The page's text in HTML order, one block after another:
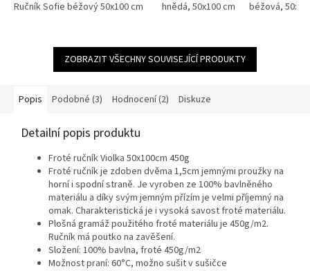
hebký, odolný a vhodný pro
Ručník Sofie béžový 50x100 cm Ručník Sofie azurově modrá 50x100
dle barvy Bílá, krémová,...
hnědá, 50x100 cm béžová,
ZOBRAZIT VŠECHNY SOUVISEJÍCÍ PRODUKTY
Popis Podobné (3) Hodnocení (2) Diskuze
Detailní popis produktu
Froté ručník Violka 50x100cm 450g
Froté ručník je zdoben dvěma 1,5cm jemnými proužky na
horní i spodní straně. Je vyroben ze 100% bavlněného
materiálu a díky svým jemným přízím je velmi příjemný na
omak. Charakteristická je i vysoká savost froté materiálu.
Plošná gramáž použitého froté materiálu je 450g/m2.
Ručník má poutko na zavěšení.
Složení: 100% bavlna, froté 450g/m2
Možnost praní: 60°C, možno sušit v sušičce